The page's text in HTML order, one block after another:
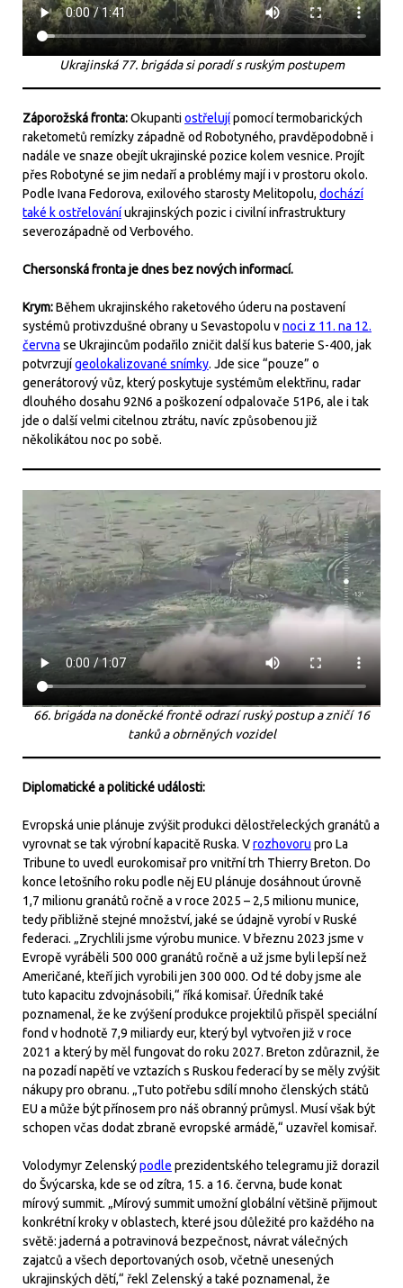
Ukrajinská 77. brigáda si poradí s ruským postupem
Záporožská fronta:Okupantiostřelujípomocí termobarických
raketometů remízky západně od Robotyného, pravděpodobně i
nadále ve snaze obejít ukrajinské pozice kolem vesnice. Projít
přes Robotyné se jim nedaří a problémy mají i v prostoru okolo.
Podle Ivana Fedorova, exilového starosty Melitopolu, dochází
také k ostřelováníukrajinských pozic i civilní infrastruktury
severozápadně od Verbového.
Chersonská fronta je dnes bez nových informací.
Krym:Během ukrajinského raketového úderu na postavení
systémů protivzdušné obrany u Sevastopolu vnoci z 11. na 12.
června se Ukrajincům podařilo zničit další kus baterie S-400, jak
potvrzujígeolokalizované snímky. Jde sice “pouze” o
generátorový vůz, který poskytuje systémům elektřinu, radar
dlouhého dosahu 92N6 a poškození odpalovače 51P6, ale i tak
jde o další velmi citelnou ztrátu, navíc způsobenou již
několikátou noc po sobě.
66. brigáda na doněcké frontě odrazí ruský postup a zničí 16
tanků a obrněných vozidel
Diplomatické a politické události:
Evropská unie plánuje zvýšit produkci dělostřeleckých granátů a
vyrovnat se tak výrobní kapacitě Ruska. Vrozhovoru pro La
Tribune to uvedl eurokomisař pro vnitřní trh Thierry Breton. Do
konce letošního roku podle něj EU plánuje dosáhnout úrovně
1,7 milionu granátů ročně a v roce 2025 – 2,5 milionu munice,
tedy přibližně stejné množství, jaké se údajně vyrobí v Ruské
federaci. „Zrychlili jsme výrobu munice. V březnu 2023 jsme v
Evropě vyráběli 500 000 granátů ročně a už jsme byli lepší než
Američané, kteří jich vyrobili jen 300 000. Od té doby jsme ale
tuto kapacitu zdvojnásobili,“ říká komisař. Úředník také
poznamenal, že ke zvýšení produkce projektilů přispěl speciální
fond v hodnotě 7,9 miliardy eur, který byl vytvořen již v roce
2021 a který by měl fungovat do roku 2027. Breton zdůraznil, že
na pozadí napětí ve vztazích s Ruskou federací by se měly zvýšit
nákupy pro obranu. „Tuto potřebu sdílí mnoho členských států
EU a může být přínosem pro náš obranný průmysl. Musí však být
schopen včas dodat zbraně evropské armádě,“ uzavřel komisař.
Volodymyr Zelenskýpodle prezidentského telegramu již dorazil
do Švýcarska, kde se od zítra, 15. a 16. června, bude konat
mírový summit. „Mírový summit umožní globální většině přijmout
konkrétní kroky v oblastech, které jsou důležité pro každého na
světě: jaderná a potravinová bezpečnost, návrat válečných
zajatců a všech deportovaných osob, včetně unesených
ukrajinských dětí,“ řekl Zelenský a také poznamenal, že